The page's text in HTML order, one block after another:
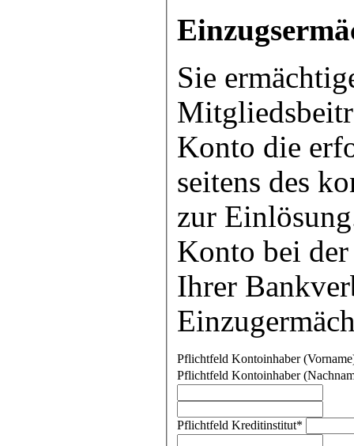
Sie
Konto die
seitens des
zur
Konto bei
Ihrer
Pflichtfeld Kontoinhaber
Pflichtfeld Kontoinhaber
Pflichtfeld Kreditinstitut*